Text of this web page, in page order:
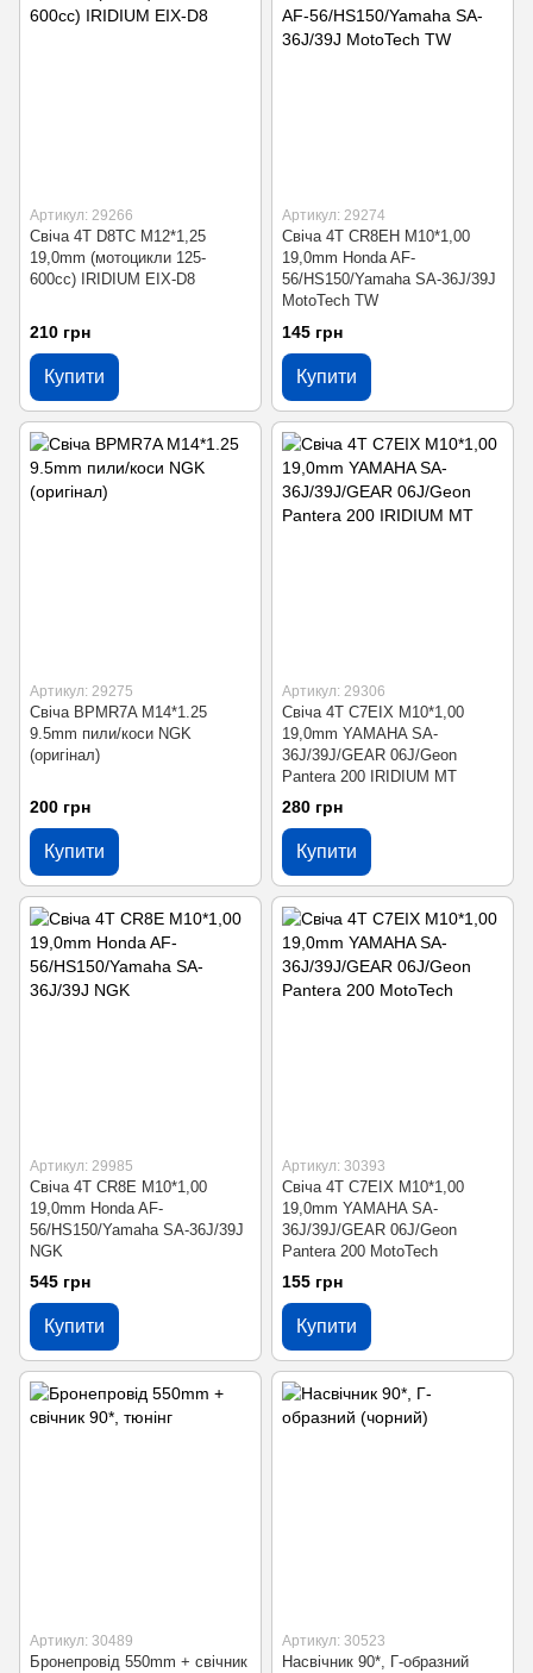
Артикул: 29266
Свіча 4T D8TC M12*1,25
19,0mm (мотоцикли 125-
600сс) IRIDIUM EIX-D8
210 грн
Купити
Артикул: 29274
Свіча 4T CR8EH M10*1,00
19,0mm Honda AF-
56/HS150/Yamaha SA-36J/39J
MotoTech TW
145 грн
Купити
Артикул: 29275
Свіча BPMR7A M14*1.25
9.5mm пили/коси NGK
(оригінал)
200 грн
Купити
Артикул: 29306
Свіча 4T C7EIX M10*1,00
19,0mm YAMAHA SA-
36J/39J/GEAR 06J/Geon
Pantera 200 IRIDIUM MT
280 грн
Купити
Артикул: 29985
Свіча 4T CR8E M10*1,00
19,0mm Honda AF-
56/HS150/Yamaha SA-36J/39J
NGK
545 грн
Купити
Артикул: 30393
Свіча 4T C7EIX M10*1,00
19,0mm YAMAHA SA-
36J/39J/GEAR 06J/Geon
Pantera 200 MotoTech
155 грн
Купити
Артикул: 30489
Бронепровід 550mm + свічник
Артикул: 30523
Насвічник 90*, Г-образний